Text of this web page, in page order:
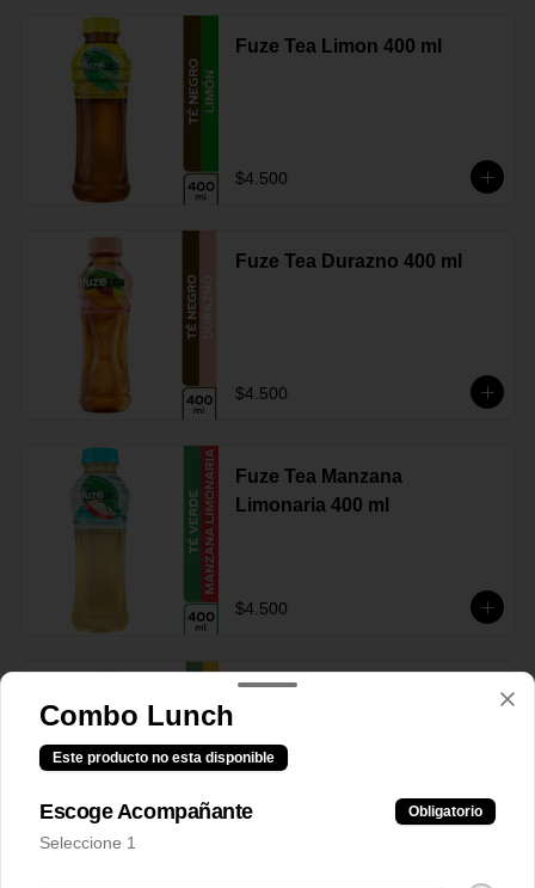
Fuze Tea Limon 400 ml
$4.500
Fuze Tea Durazno 400 ml
$4.500
Fuze Tea Manzana
Limonaria 400 ml
$4.500
Fuze Tea Mango 400 ml
$4.500
Combo Lunch
Este producto no esta disponible
Escoge Acompañante Obligatorio
Seleccione 1